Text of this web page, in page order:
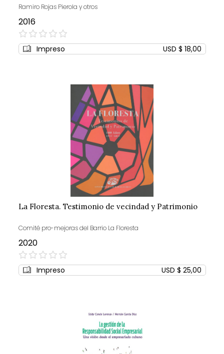
Ramiro Rojas Pierola y otros
2016
0%
Impreso USD $ 18,00
La Floresta. Testimonio de vecindad y Patrimonio
Comité pro-mejoras del Barrio La Floresta
2020
0%
Impreso USD $ 25,00